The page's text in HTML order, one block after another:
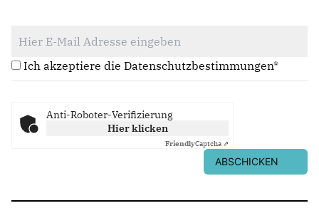
Ich akzeptiere die Datenschutzbestimmungen*
Anti-Roboter-Verifizierung
Hier klicken
FriendlyCaptcha ⇗
ABSCHICKEN